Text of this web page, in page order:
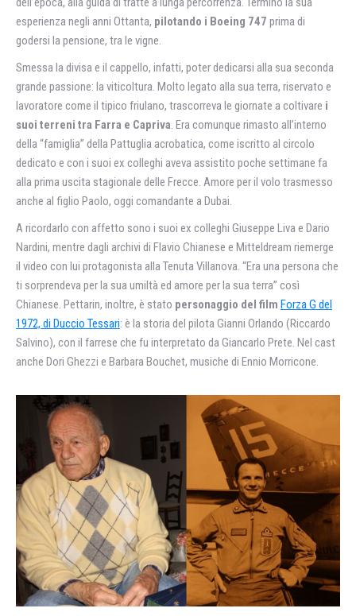
esperienza negli anni Ottanta, pilotando i Boeing 747 prima di
godersi la pensione, tra le vigne.
Smessa la divisa e il cappello, infatti, poter dedicarsi alla sua seconda
grande passione: la viticoltura. Molto legato alla sua terra, riservato e
lavoratore come il tipico friulano, trascorreva le giornate a coltivare i
suoi terreni tra Farra e Capriva. Era comunque rimasto all’interno
della “famiglia” della Pattuglia acrobatica, come iscritto al circolo
dedicato e con i suoi ex colleghi aveva assistito poche settimane fa
alla prima uscita stagionale delle Frecce. Amore per il volo trasmesso
anche al figlio Paolo, oggi comandante a Dubai.
A ricordarlo con affetto sono i suoi ex colleghi Giuseppe Liva e Dario
Nardini, mentre dagli archivi di Flavio Chianese e Mitteldream riemerge
il video con lui protagonista alla Tenuta Villanova. “Era una persona che
ti sorprendeva per la sua umiltà ed amore per la sua terra” così
Chianese. Pettarin, inoltre, è stato personaggio del film Forza G del
1972, di Duccio Tessari: è la storia del pilota Gianni Orlando (Riccardo
Salvino), con il farrese che fu interpretato da Giancarlo Prete. Nel cast
anche Dori Ghezzi e Barbara Bouchet, musiche di Ennio Morricone.